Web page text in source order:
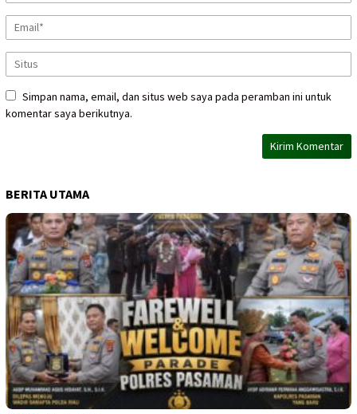
Simpan nama, email, dan situs web saya pada peramban ini untuk
komentar saya berikutnya.
BERITA UTAMA